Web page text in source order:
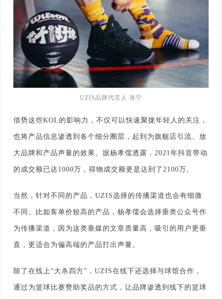
UZIS品牌代言人 张宁
借势这些KOL的影响力，不仅可以快速聚拢年轻人的关注，
也将产品信息渗透到各个细分圈层，起到为旗舰店引流、放
大品牌和产品声量的效果。据杨孝儒透露，2021年抖音带动
的成交额已达1000万，得物成交额更是达到了2100万。
当然，针对不同的产品，UZIS选择的传播渠道也会有细微
不同。比如客单价较高的产品，杨孝儒会选择垂类公众号作
为传播渠道，因为这类垂媒的文章质量高，吸引的用户更垂
直，更适合为偏高端的产品打出声量。
除了在线上“大杀四方”，UZIS在线下还选择与球馆合作，
通过为篮球比赛赞助奖品的方式，让品牌渗透到线下的篮球